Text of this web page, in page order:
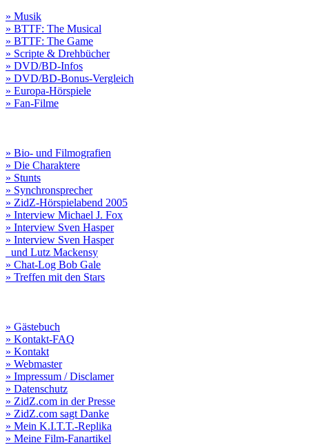
» Musik
» BTTF: The Musical
» BTTF: The Game
» Scripte & Drehbücher
» DVD/BD-Infos
» DVD/BD-Bonus-Vergleich
» Europa-Hörspiele
» Fan-Filme
» Bio- und Filmografien
» Die Charaktere
» Stunts
» Synchronsprecher
» ZidZ-Hörspielabend 2005
» Interview Michael J. Fox
» Interview Sven Hasper
» Interview Sven Hasper
und Lutz Mackensy
» Chat-Log Bob Gale
» Treffen mit den Stars
» Gästebuch
» Kontakt-FAQ
» Kontakt
» Webmaster
» Impressum / Disclamer
» Datenschutz
» ZidZ.com in der Presse
» ZidZ.com sagt Danke
» Mein K.I.T.T.-Replika
» Meine Film-Fanartikel